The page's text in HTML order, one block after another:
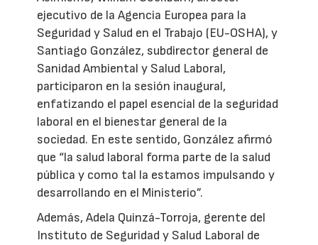
ejecutivo de la Agencia Europea para la
Seguridad y Salud en el Trabajo (EU-OSHA), y
Santiago González, subdirector general de
Sanidad Ambiental y Salud Laboral,
participaron en la sesión inaugural,
enfatizando el papel esencial de la seguridad
laboral en el bienestar general de la
sociedad. En este sentido, González afirmó
que “la salud laboral forma parte de la salud
pública y como tal la estamos impulsando y
desarrollando en el Ministerio”.
Además, Adela Quinzá-Torroja, gerente del
Instituto de Seguridad y Salud Laboral de